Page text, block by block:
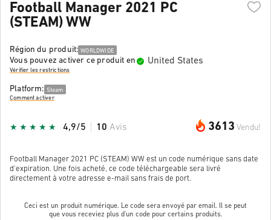
Football Manager 2021 PC
(STEAM) WW
Région du produit: WORLDWIDE
Vous pouvez activer ce produit en United States
Vérifier les restrictions
Platform: Steam
Comment activer
3613 Vendu!
4,9/5 10 Avis
Football Manager 2021 PC (STEAM) WW est un code numérique sans date
d'expiration. Une fois acheté, ce code téléchargeable sera livré
directement à votre adresse e-mail sans frais de port.
Ceci est un produit numérique. Le code sera envoyé par email. Il se peut
que vous receviez plus d'un code pour certains produits.